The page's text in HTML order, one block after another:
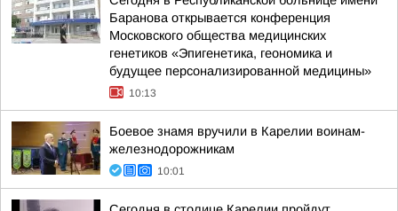
Баранова открывается конференция
Московского общества медицинских
генетиков «Эпигенетика, геономика и
будущее персонализированной медицины»
10:13
Боевое знамя вручили в Карелии воинам-
железнодорожникам
10:01